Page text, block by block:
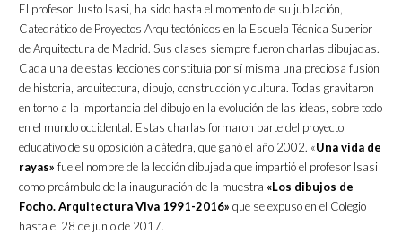
El profesor Justo Isasi, ha sido hasta el momento de su jubilación,
Catedrático de Proyectos Arquitectónicos en la Escuela Técnica Superior
de Arquitectura de Madrid. Sus clases siempre fueron charlas dibujadas.
Cada una de estas lecciones constituía por sí misma una preciosa fusión
de historia, arquitectura, dibujo, construcción y cultura. Todas gravitaron
en torno a la importancia del dibujo en la evolución de las ideas, sobre todo
en el mundo occidental. Estas charlas formaron parte del proyecto
educativo de su oposición a cátedra, que ganó el año 2002. «Una vida de
rayas» fue el nombre de la lección dibujada que impartió el profesor Isasi
como preámbulo de la inauguración de la muestra «Los dibujos de
Focho. Arquitectura Viva 1991-2016» que se expuso en el Colegio
hasta el 28 de junio de 2017.